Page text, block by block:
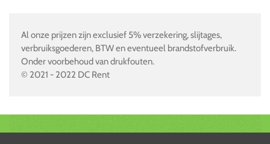
Al onze prijzen zijn exclusief 5% verzekering, slijtages,
verbruiksgoederen, BTW en eventueel brandstofverbruik.
Onder voorbehoud van drukfouten.
© 2021 - 2022 DC Rent